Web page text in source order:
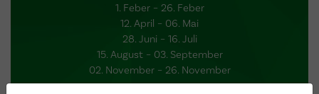
1. Feber – 26. Feber
12. April – 06. Mai
28. Juni – 16. Juli
15. August – 03. September
02. November – 26. November